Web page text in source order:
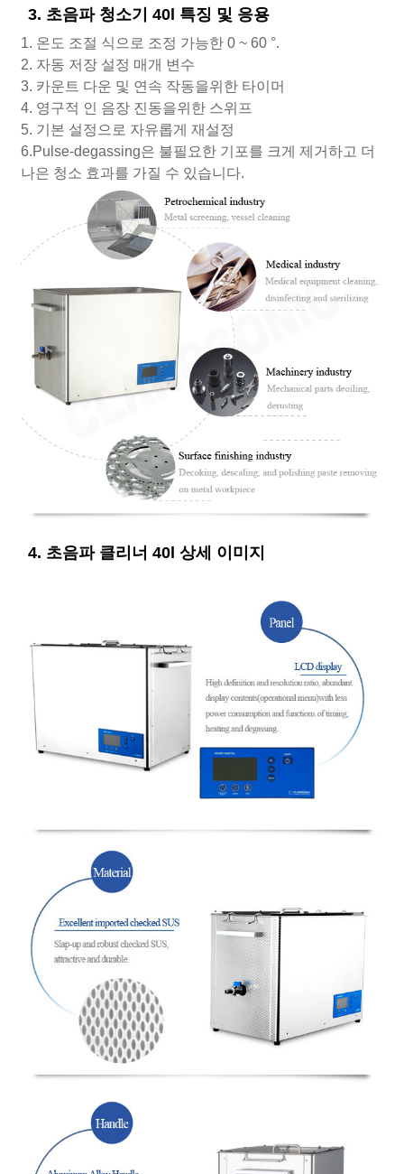
3. 초음파 청소기 40l 특징 및 응용
1. 온도 조절 식으로 조정 가능한 0 ~ 60 °.
2. 자동 저장 설정 매개 변수
3. 카운트 다운 및 연속 작동을위한 타이머
4. 영구적 인 음장 진동을위한 스위프
5. 기본 설정으로 자유롭게 재설정
6.Pulse-degassing은 불필요한 기포를 크게 제거하고 더
나은 청소 효과를 가질 수 있습니다.
4. 초음파 클리너 40l 상세 이미지